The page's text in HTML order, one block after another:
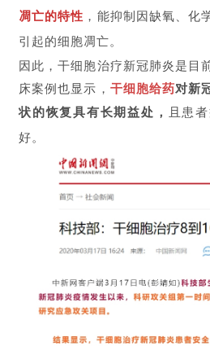
首
页
行
凋亡的特性 ，能抑制因缺氧、化
引起的细胞凋亡。
因此，干细胞治疗新冠肺炎是目
床案例也显示， 干细胞给药对新
状的恢复具有长期益处， 且患
好。